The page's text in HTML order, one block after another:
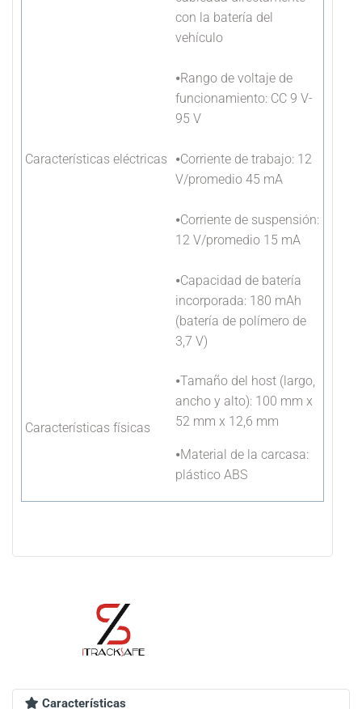
Características eléctricas
con la batería del
vehículo
⦁Rango de voltaje de
funcionamiento: CC 9 V-
95 V
⦁Corriente de trabajo: 12
V/promedio 45 mA
⦁Corriente de suspensión:
12 V/promedio 15 mA
⦁Capacidad de batería
incorporada: 180 mAh
(batería de polímero de
3,7 V)
Características físicas
⦁Tamaño del host (largo,
ancho y alto): 100 mm x
52 mm x 12,6 mm
⦁Material de la carcasa:
plástico ABS
Características